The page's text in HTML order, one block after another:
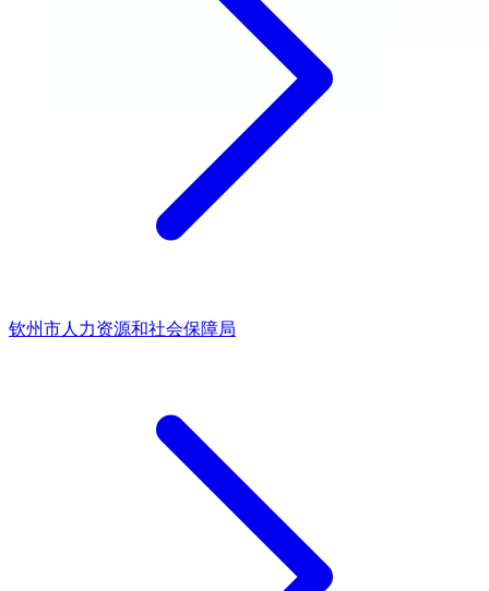
钦州市人力资源和社会保障局